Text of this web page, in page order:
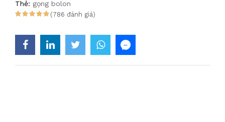
Thẻ: gọng bolon
(786 đánh giá)